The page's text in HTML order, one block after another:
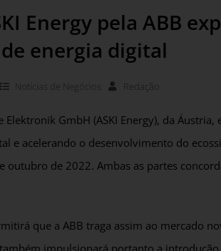
Energy pela ABB
energia digital
Notícias de Negócios Redação
Elektronik GmbH (ASKI Energy), da
e acelerando o desenvolvimento do
outubro de 2022. Ambas as partes
que a ABB traga assim ao mercado